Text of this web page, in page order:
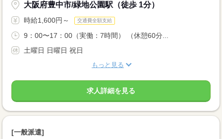
大阪府豊中市/緑地公園駅（徒歩 1分）
時給1,600円～ 交通費全額支給
9：00〜17：00（実働：7時間） （休憩60分...
土曜日 日曜日 祝日
もっと見る
求人詳細を見る
[一般派遣]